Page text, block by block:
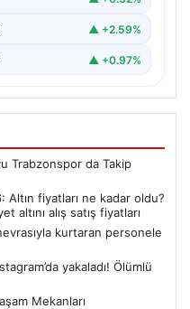
▲ +2.59%
▲ +0.97%
Trabzonspor da Takip
Altın fiyatları ne kadar oldu?
altını alış satış fiyatları
kurtaran personele
yakaladı! Ölümlü
Mekanları